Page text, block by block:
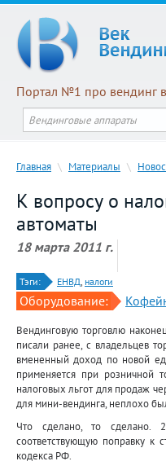
Портал №1 про вендинг
Главная \ Материалы \
К вопросу о
автоматы
18 марта 2011 г.
Тэги: ЕНВД, налоги
Оборудование:
Вендинговую торговлю
писали ранее, с владельцев
вмененный доход по новой
применяется при розничной
налоговых льгот для продаж
для мини-вендинга, неплохо
Что сделано, то сделано.
соответствующую поправку к
кодекса РФ.